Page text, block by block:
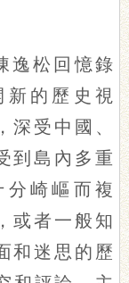
逸松回憶錄
新的歷史視
深受中國、
到島內多重
崎嶇而複
或者一般知
和迷思的歷